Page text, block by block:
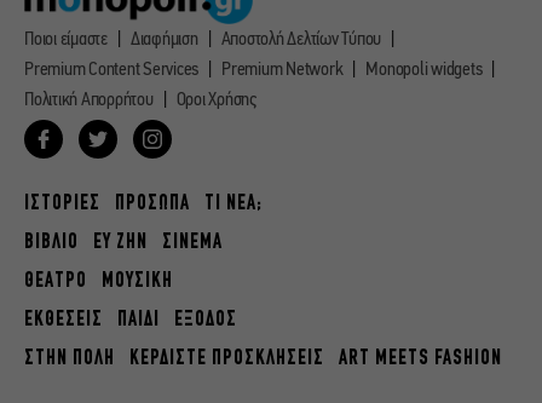
Ποιοι είμαστε Διαφήμιση
Αποστολή Δελτίων Τύπου
Premium Content Services
Premium Network
Monopoli widgets
Πολιτική Απορρήτου
Οροι Χρήσης
ΙΣΤΟΡΙΕΣ ΠΡΟΣΩΠΑ
ΤΙ ΝΕΑ;
ΒΙΒΛΙΟ
ΕΥ ΖΗΝ
ΣΙΝΕΜΑ
ΘΕΑΤΡΟ
ΜΟΥΣΙΚΗ
ΕΚΘΕΣΕΙΣ
ΠΑΙΔΙ
ΕΞΟΔΟΣ
ΣΤΗΝ ΠΟΛΗ
ΚΕΡΔΙΣΤΕ ΠΡΟΣΚΛΗΣΕΙΣ ART MEETS FASHION